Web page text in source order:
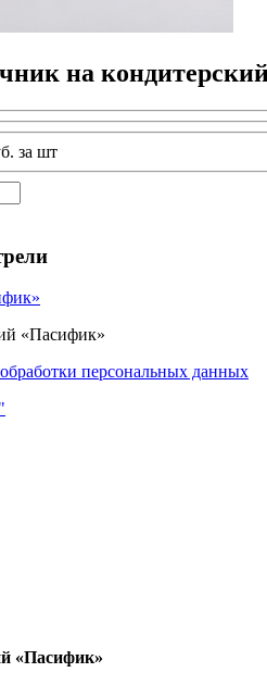
на
за шт
«Пасифик»
персональных данных
«Пасифик»